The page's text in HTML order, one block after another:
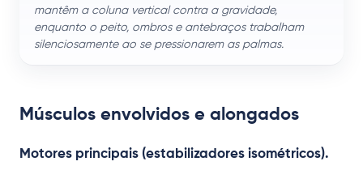
mantêm a coluna vertical contra a gravidade,
enquanto o peito, ombros e antebraços trabalham
silenciosamente ao se pressionarem as palmas.
Músculos envolvidos e alongados
Motores principais (estabilizadores isométricos).